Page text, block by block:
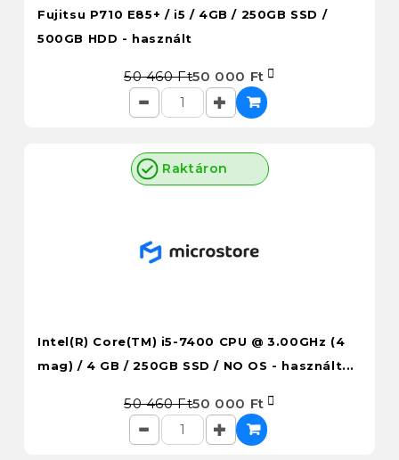
Fujitsu P710 E85+ / i5 / 4GB / 250GB SSD /
500GB HDD - használt
50 460 Ft50 000 Ft
Raktáron
Intel(R) Core(TM) i5-7400 CPU @ 3.00GHz (4
mag) / 4 GB / 250GB SSD / NO OS - használt...
50 460 Ft50 000 Ft